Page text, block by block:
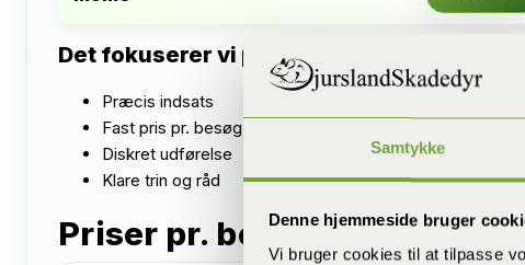
Samtykke
Denne hjemmeside bruger
Vi bruger cookies til at tilpasse
Det fokuserer vi på
Præcis indsats
Fast pris pr. besøg
Diskret udførelse
Klare trin og råd
Priser pr. besøg på